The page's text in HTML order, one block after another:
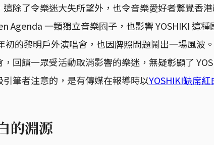
除了令樂迷大失所望外，也令音樂愛好者驚覺香
Agenda 一類獨立音樂圈子，也影響 YOSHIKI 這
初的黎明戶外演唱會，也因牌照問題鬧出一場風波
回饋一眾受活動取消影響的樂迷，無疑彰顯了
筆者注意的，是有傳媒在報導時以YOSHIKI缺席
的淵源